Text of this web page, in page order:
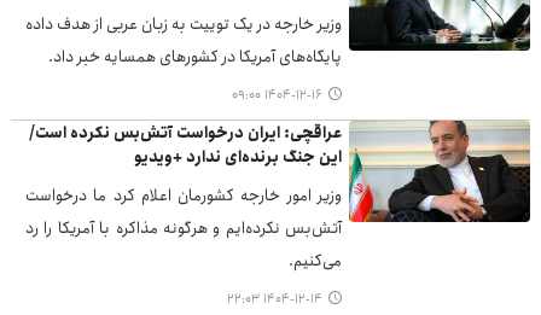
وزیر خارجه در یک توییت به زبان عربی از هدف داده
پایگاه‌های آمریکا در کشورهای همسایه خبر داد.
۱۴۰۴-۱۲-۱۶ ۰۹:۰۰
عراقچی: ایران درخواست آتش‌بس نکرده است/
این جنگ برنده‌ای ندارد +ویدیو
وزیر امور خارجه کشورمان اعلام کرد ما درخواست
آتش‌بس نکرده‌ایم و هرگونه مذاکره با آمریکا را رد
می‌کنیم.
۱۴۰۴-۱۲-۱۴ ۲۲:۰۳